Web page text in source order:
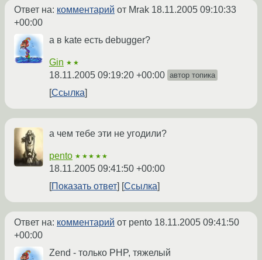
Ответ на: комментарий от Mrak 18.11.2005 09:10:33
+00:00
а в kate есть debugger?
Gin ★★
18.11.2005 09:19:20 +00:00 автор топика
Ссылка
а чем тебе эти не угодили?
pento ★★★★★
18.11.2005 09:41:50 +00:00
Показать ответ
Ссылка
Ответ на: комментарий от pento 18.11.2005 09:41:50
+00:00
Zend - только PHP, тяжелый